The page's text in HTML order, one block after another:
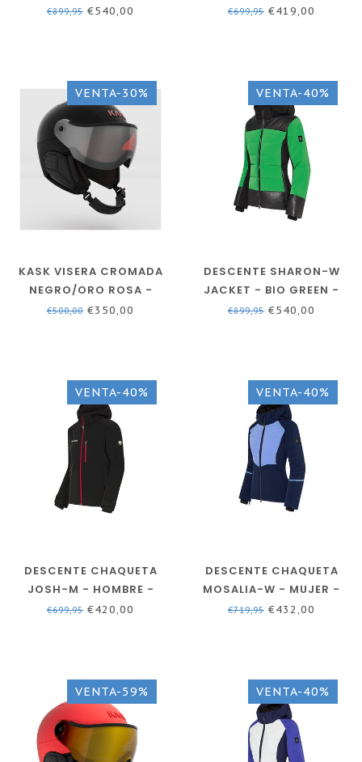
CHAQUETA DE ESQUÍ
€899,95 €540,00
HOMBRES - VERDE OLIVA
€699,95 €419,00
VENTA-30%
KASK VISERA CROMADA
NEGRO/ORO ROSA -
VISERA FOTOCROMADA
€500,00 €350,00
VENTA-40%
DESCENTE SHARON-W
JACKET - BIO GREEN -
MUJER - CHAQUETA DE
€899,95 €540,00
VENTA-40%
DESCENTE CHAQUETA
JOSH-M - HOMBRE -
NEGRO
€699,95 €420,00
VENTA-40%
DESCENTE CHAQUETA
MOSALIA-W - MUJER -
AZUL OSCURO
€719,95 €432,00
VENTA-59% VENTA-40%